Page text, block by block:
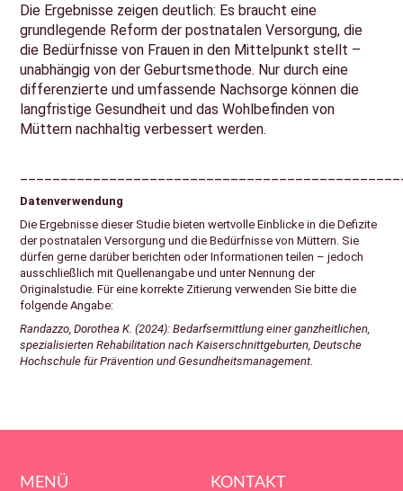
Die Ergebnisse zeigen deutlich: Es braucht eine
grundlegende Reform der postnatalen Versorgung, die
die Bedürfnisse von Frauen in den Mittelpunkt stellt –
unabhängig von der Geburtsmethode. Nur durch eine
differenzierte und umfassende Nachsorge können die
langfristige Gesundheit und das Wohlbefinden von
Müttern nachhaltig verbessert werden.
Datenverwendung
Die Ergebnisse dieser Studie bieten wertvolle Einblicke in die Defizite
der postnatalen Versorgung und die Bedürfnisse von Müttern. Sie
dürfen gerne darüber berichten oder Informationen teilen – jedoch
ausschließlich mit Quellenangabe und unter Nennung der
Originalstudie. Für eine korrekte Zitierung verwenden Sie bitte die
folgende Angabe:
Randazzo, Dorothea K. (2024): Bedarfsermittlung einer ganzheitlichen,
spezialisierten Rehabilitation nach Kaiserschnittgeburten, Deutsche
Hochschule für Prävention und Gesundheitsmanagement.
MENÜ KONTAKT